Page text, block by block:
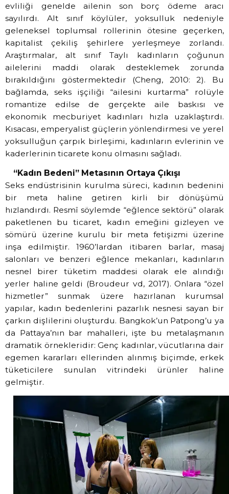
evliliği genelde ailenin son borç ödeme aracı
sayılırdı. Alt sınıf köylüler, yoksulluk nedeniyle
geleneksel toplumsal rollerinin ötesine geçerken,
kapitalist çekiliş şehirlere yerleşmeye zorlandı.
Araştırmalar, alt sınıf Taylı kadınların çoğunun
ailelerini maddi olarak desteklemek zorunda
bırakıldığını göstermektedir (Cheng, 2010: 2). Bu
bağlamda, seks işçiliği “ailesini kurtarma” rolüyle
romantize edilse de gerçekte aile baskısı ve
ekonomik mecburiyet kadınları hızla uzaklaştırdı.
Kısacası, emperyalist güçlerin yönlendirmesi ve yerel
yoksulluğun çarpık birleşimi, kadınların evlerinin ve
kaderlerinin ticarete konu olmasını sağladı.
“Kadın Bedeni” Metasının Ortaya Çıkışı
Seks endüstrisinin kurulma süreci, kadının bedenini
bir meta haline getiren kirli bir dönüşümü
hızlandırdı. Resmî söylemde “eğlence sektörü” olarak
paketlenen bu ticaret, kadın emeğini gizleyen ve
sömürü üzerine kurulu bir meta fetişizmi üzerine
inşa edilmiştir. 1960’lardan itibaren barlar, masaj
salonları ve benzeri eğlence mekanları, kadınların
nesnel birer tüketim maddesi olarak ele alındığı
yerler haline geldi (Broudeur vd, 2017). Onlara “özel
hizmetler” sunmak üzere hazırlanan kurumsal
yapılar, kadın bedenlerini pazarlık nesnesi sayan bir
çarkın dişlilerini oluşturdu. Bangkok’un Patpong’u ya
da Pattaya’nın bar mahalleri, işte bu metalaşmanın
dramatik örnekleridir: Genç kadınlar, vücutlarına dair
egemen kararları ellerinden alınmış biçimde, erkek
tüketicilere sunulan vitrindeki ürünler haline
gelmiştir.